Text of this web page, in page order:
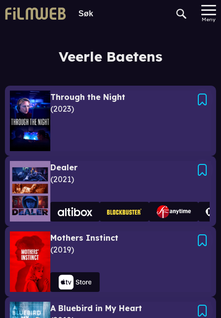
Meny
Veerle Baetens
Through the Night
2023
Dealer
2021
Mothers Instinct
2019
A Bluebird in My Heart